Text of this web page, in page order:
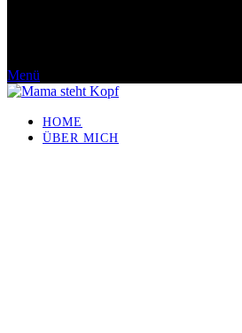
Menü
HOME
ÜBER MICH